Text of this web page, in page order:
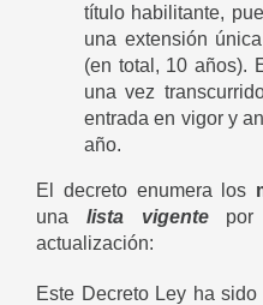
título habilitante,
una extensión
(en total, 10 años).
una vez
entrada en vigor y
año.
El decreto enumera los
una lista vigentepor
actualización:
Este Decreto Ley ha